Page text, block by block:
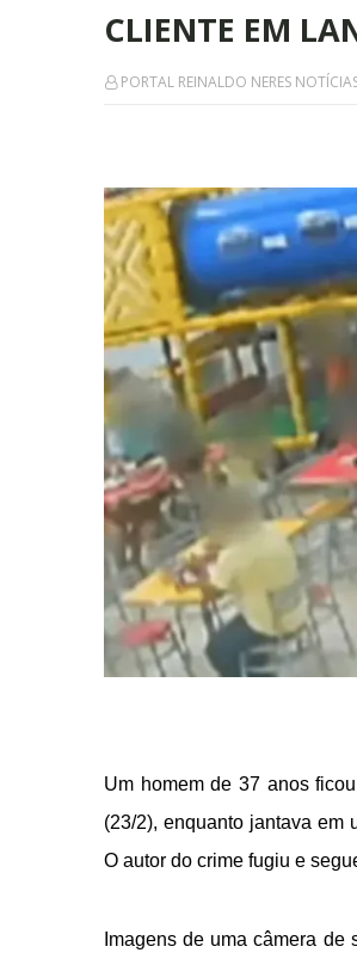
CLIENTE EM
PORTAL REINALDO NERES
Um homem de 37 anos
(23/2), enquanto jantava em
O autor do crime fugiu e
Imagens de uma câmera